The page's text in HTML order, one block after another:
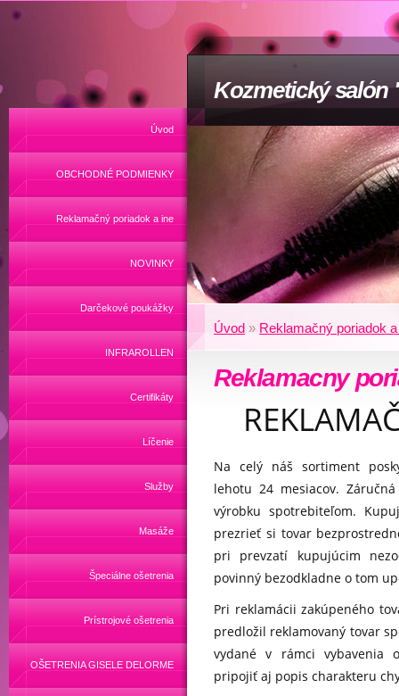
Kozmetický salón
Úvod
OBCHODNÉ PODMIENKY
Reklamačný poriadok a ine
NOVINKY
Darčekové poukážky
INFRAROLLEN
Certifikáty
Líčenie
Služby
Masáže
Špeciálne ošetrenia
Prístrojové ošetrenia
OŠETRENIA GISELE DELORME
Úvod » Reklamačný poriadok
Reklamacny
Na celý náš sortiment
lehotu 24 mesiacov.
výrobku spotrebiteľom.
prezrieť si tovar
pri prevzatí kupujúcim
povinný bezodkladne o tom
Pri reklamácii zakúpeného
predložil reklamovaný tovar
vydané v rámci vybavenia
pripojiť aj popis charakteru